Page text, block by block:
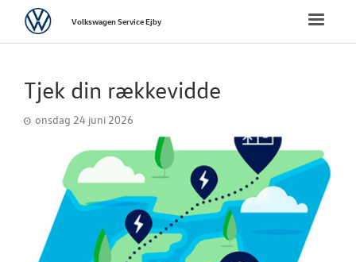
BRUGTE BILER
TILBEHØR
Toggle
VolkswagenVolkswagen Service Ejby
Tjek din rækkevidde
onsdag 24 juni 2026